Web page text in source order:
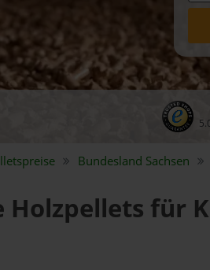
Bundesland Sachsen
Holzpellets für